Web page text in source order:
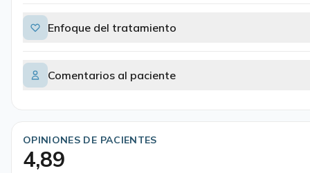
Enfoque del tratamiento
Comentarios al paciente
OPINIONES DE PACIENTES
4,89